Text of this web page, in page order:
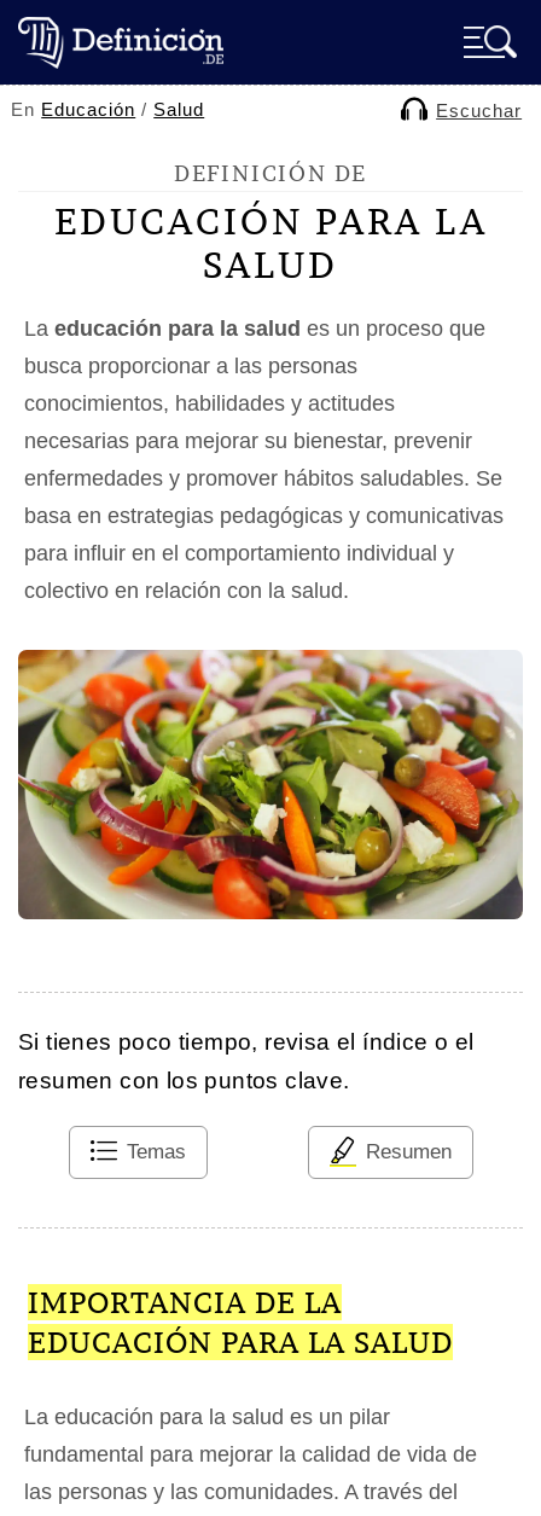
En Educación / Salud Escuchar
DEFINICIÓN DE
EDUCACIÓN PARA LA
SALUD
La educación para la salud es un proceso que
busca proporcionar a las personas
conocimientos, habilidades y actitudes
necesarias para mejorar su bienestar, prevenir
enfermedades y promover hábitos saludables. Se
basa en estrategias pedagógicas y comunicativas
para influir en el comportamiento individual y
colectivo en relación con la salud.
Si tienes poco tiempo, revisa el índice o el
resumen con los puntos clave.
Temas Resumen
IMPORTANCIA DE LA
EDUCACIÓN PARA LA SALUD
La educación para la salud es un pilar
fundamental para mejorar la calidad de vida de
las personas y las comunidades. A través del